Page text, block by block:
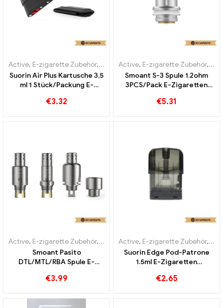
Active, E-zigarette Zubehör, Verdampfer
Suorin Air Plus Kartusche 3,5
ml 1 Stück/Packung E-
Custom
€3.32
Active, E-zigarette Zubehör,
Smoant S-3 Spule 1.2ohm
3PCS/Pack E-Zigaretten
€5.31
Active, E-zigarette Zubehör, Verdampfer
Smoant Pasito
DTL/MTL/RBA Spule E-
Custom
€3.99
Active, E-zigarette Zubehör,
Suorin Edge Pod-Patrone
1.5ml E-Zigaretten
€2.65